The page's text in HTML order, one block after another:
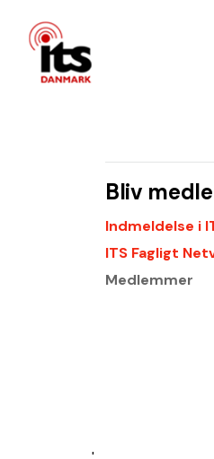
Bliv
Indmeldelse i
ITS Fagligt
Medlemmer